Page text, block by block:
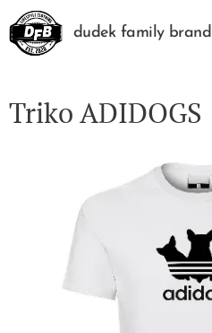
dudek family brand
Triko ADIDOGS